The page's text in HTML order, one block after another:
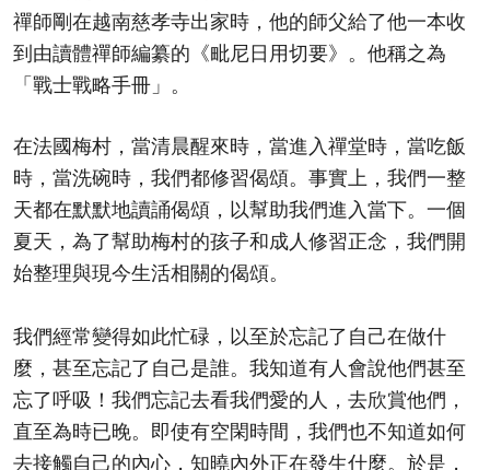
禪師剛在越南慈孝寺出家時，他的師父給了他一本收
到由讀體禪師編纂的《毗尼日用切要》。他稱之為
「戰士戰略手冊」。
在法國梅村，當清晨醒來時，當進入禪堂時，當吃飯
時，當洗碗時，我們都修習偈頌。事實上，我們一整
天都在默默地讀誦偈頌，以幫助我們進入當下。一個
夏天，為了幫助梅村的孩子和成人修習正念，我們開
始整理與現今生活相關的偈頌。
我們經常變得如此忙碌，以至於忘記了自己在做什
麼，甚至忘記了自己是誰。我知道有人會說他們甚至
忘了呼吸！我們忘記去看我們愛的人，去欣賞他們，
直至為時已晚。即使有空閑時間，我們也不知道如何
去接觸自己的內心，知曉內外正在發生什麼。於是，